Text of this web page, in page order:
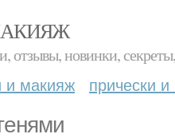
отзывы, новинки,
и макияж прически